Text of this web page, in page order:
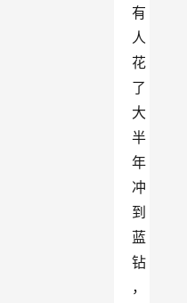
有
人
花
了
大
半
年
冲
到
蓝
钻
，